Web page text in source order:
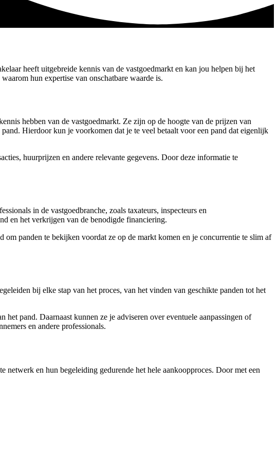
heeft uitgebreide kennis van de vastgoedmarkt en kan jou helpen bij het
hun expertise van onschatbare waarde is.
hebben van de vastgoedmarkt. Ze zijn op de hoogte van de prijzen van
Hierdoor kun je voorkomen dat je te veel betaalt voor een pand dat eigenlijk
huurprijzen en andere relevante gegevens. Door deze informatie te
in de vastgoedbranche, zoals taxateurs, inspecteurs en
en het verkrijgen van de benodigde financiering.
panden te bekijken voordat ze op de markt komen en je concurrentie te slim af
bij elke stap van het proces, van het vinden van geschikte panden tot het
pand. Daarnaast kunnen ze je adviseren over eventuele aanpassingen of
en andere professionals.
en hun begeleiding gedurende het hele aankoopproces. Door met een